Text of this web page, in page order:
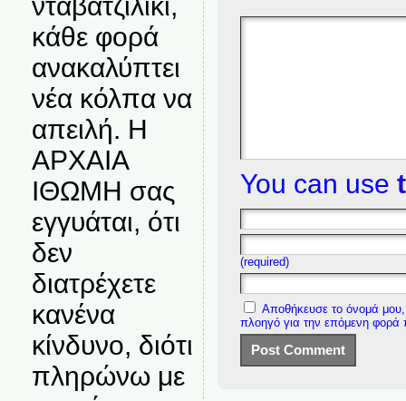
κάθε φορά
ανακαλύπτει
νέα κόλπα να
απειλή. Η
ΑΡΧΑΙΑ
ΙΘΩΜΗ σας
εγγυάται, ότι
δεν
διατρέχετε
κανένα
κίνδυνο, διότι
πληρώνω με
You can use
(required)
Αποθήκευσε το όνομά μου,
πλοηγό για την επόμενη